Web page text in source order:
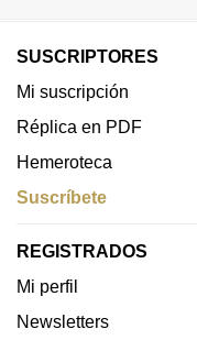
SUSCRIPTORES
Mi suscripción
Réplica en PDF
Hemeroteca
Suscríbete
REGISTRADOS
Mi perfil
Newsletters